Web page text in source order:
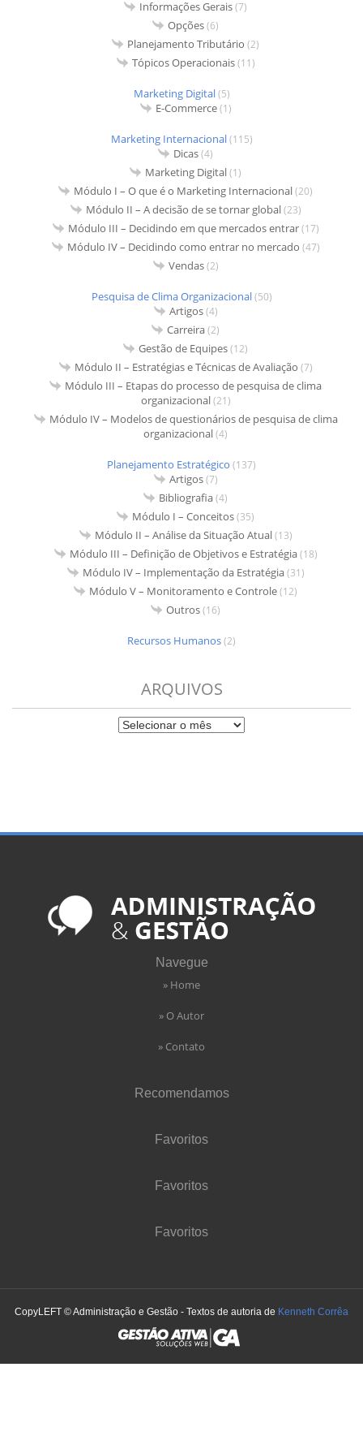
Informações Gerais(7)
Opções(6)
Planejamento Tributário (2)
Tópicos Operacionais(11)
Marketing Digital(5)
E-Commerce(1)
Marketing Internacional(115)
Dicas(4)
Marketing Digital(1)
Módulo I – O que é o Marketing Internacional(20)
Módulo II – A decisão de se tornar global(23)
Módulo III – Decidindo em que mercados entrar(17)
Módulo IV – Decidindo como entrar no mercado (47)
Vendas(2)
Pesquisa de Clima Organizacional(50)
Artigos(4)
Carreira(2)
Gestão de Equipes(12)
Módulo II – Estratégias e Técnicas de Avaliação (7)
Módulo III – Etapas do processo de pesquisa de clima
organizacional(21)
Módulo IV – Modelos de questionários de pesquisa de clima
organizacional(4)
Planejamento Estratégico (137)
Artigos(7)
Bibliografia(4)
Módulo I – Conceitos(35)
Módulo II – Análise da Situação Atual(13)
Módulo III – Definição de Objetivos e Estratégia(18)
Módulo IV – Implementação da Estratégia(31)
Módulo V – Monitoramento e Controle(12)
Outros(16)
Recursos Humanos(2)
ARQUIVOS
Navegue
» Home
» O Autor
» Contato
Recomendamos
Favoritos
Favoritos
Favoritos
CopyLEFT © Administração e Gestão - Textos de autoria de Kenneth Corrêa